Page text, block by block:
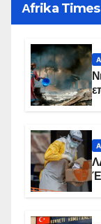
Αfrika Times